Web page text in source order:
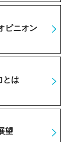
ピニオン
とは
望